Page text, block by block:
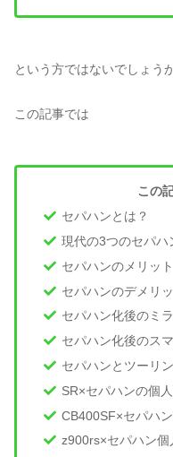
という方ではないでしょうか
この記事では
この
セパハンとは？
現代の3つのセパハ
セパハンのメリット
セパハンのデメリ
セパハン化後のミ
セパハン化後のス
セパハンとツーリ
SR×セパハンの個
CB400SF×セパハ
z900rs×セパハン個